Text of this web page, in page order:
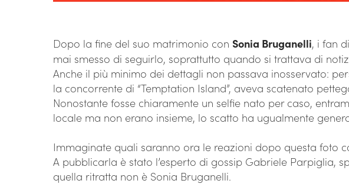
Dopo la fine del suo matrimonio con Sonia Bruganelli, i fan di
mai smesso di seguirlo, soprattutto quando si trattava di
Anche il più minimo dei dettagli non passava inosservato:
la concorrente di “Temptation Island”, aveva scatenato
Nonostante fosse chiaramente un selfie nato per caso,
locale ma non erano insieme, lo scatto ha ugualmente
Immaginate quali saranno ora le reazioni dopo questa foto
A pubblicarla è stato l’esperto di gossip Gabriele Parpiglia,
quella ritratta non è Sonia Bruganelli.